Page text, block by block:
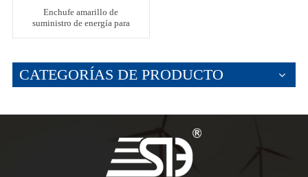
Enchufe amarillo de
suministro de energía para
CATEGORÍAS DE PRODUCTO